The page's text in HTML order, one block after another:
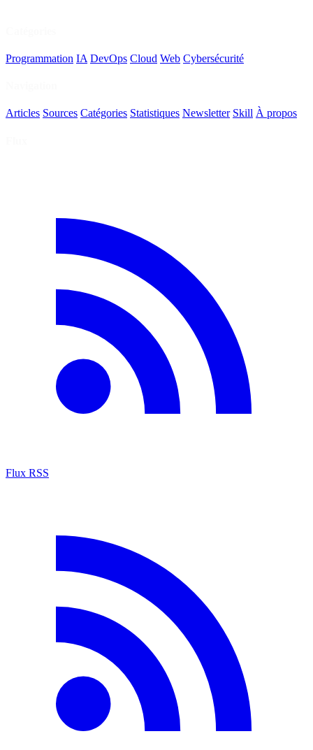
Programmation IA DevOps Cloud Web Cybersécurité
Articles Sources Catégories Statistiques Newsletter Skill À propos
Flux RSS